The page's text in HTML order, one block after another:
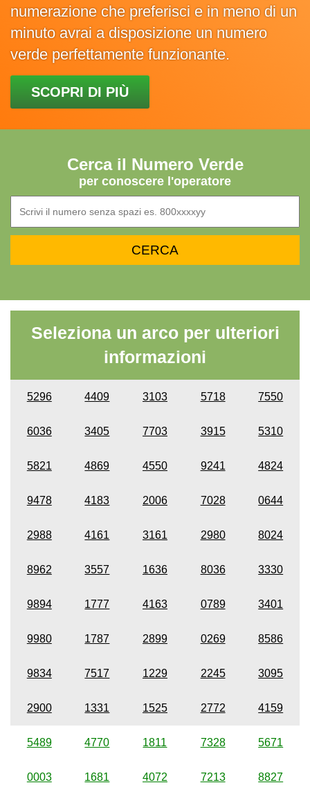
numerazione che preferisci e in meno di un
minuto avrai a disposizione un numero
verde perfettamente funzionante.
SCOPRI DI PIÙ
Cerca il Numero Verde
per conoscere l'operatore
Seleziona un arco per ulteriori
informazioni
5296 4409 3103 5718 7550
6036 3405 7703 3915 5310
5821 4869 4550 9241 4824
9478 4183 2006 7028 0644
2988 4161 3161 2980 8024
8962 3557 1636 8036 3330
9894 1777 4163 0789 3401
9980 1787 2899 0269 8586
9834 7517 1229 2245 3095
2900 1331 1525 2772 4159
5489 4770 1811 7328 5671
0003 1681 4072 7213 8827